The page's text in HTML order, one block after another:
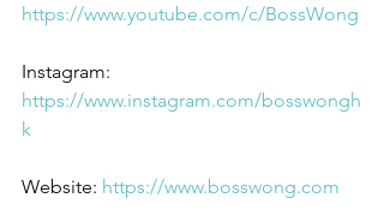
https://www.youtube.com/c/BossWong
Instagram:
https://www.instagram.com/bosswongh
k
Website: https://www.bosswong.com